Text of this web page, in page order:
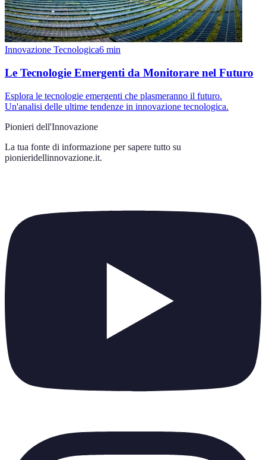
Innovazione Tecnologica6 min
Le Tecnologie Emergenti da Monitorare nel Futuro
Esplora le tecnologie emergenti che plasmeranno il futuro.
Un'analisi delle ultime tendenze in innovazione tecnologica.
Pionieri dell'Innovazione
La tua fonte di informazione per sapere tutto su
pionieridellinnovazione.it.